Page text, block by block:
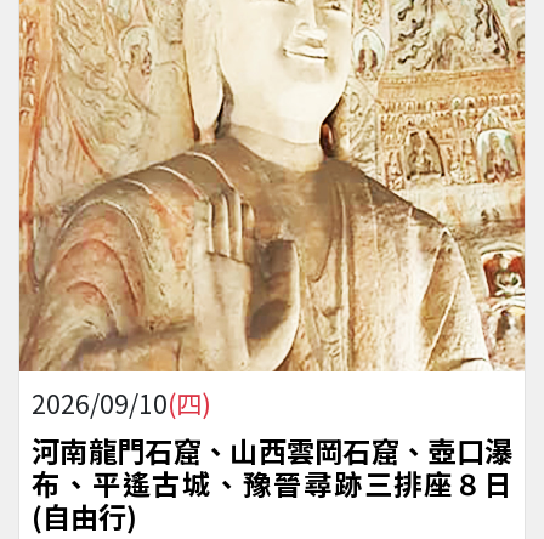
2026/09/10(四)
河南龍門石窟、山西雲岡石窟、壺口瀑
布、平遙古城、豫晉尋跡三排座８日
(自由行)